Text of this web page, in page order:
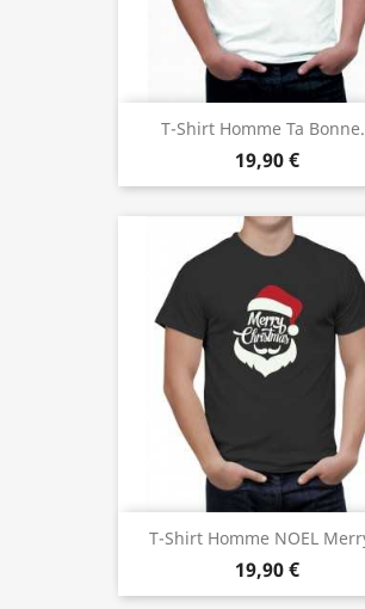
T-Shirt Homme Ta
19,90 €
T-Shirt Homme NOEL
19,90 €